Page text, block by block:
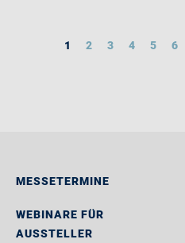
1 2 3 4 5 6
MESSETERMINE
WEBINARE FÜR
AUSSTELLER